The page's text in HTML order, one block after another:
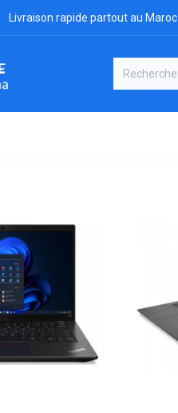
Livraison rapide partout au Maroc